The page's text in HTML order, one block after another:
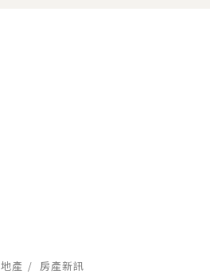
產 房產新訊